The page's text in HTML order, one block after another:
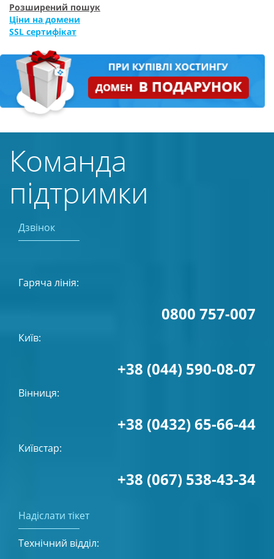
Розширений пошук
Ціни на домени
SSL сертифікат
Команда
підтримки
Дзвінок
Гаряча лінія:
0800 757-007
Київ:
+38 (044) 590-08-07
Вінниця:
+38 (0432) 65-66-44
Київстар:
+38 (067) 538-43-34
Надіслати тікет
Технічний відділ: